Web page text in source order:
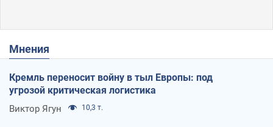
Мнения
Кремль переносит войну в тыл Европы: под
угрозой критическая логистика
Виктор Ягун 10,3 т.